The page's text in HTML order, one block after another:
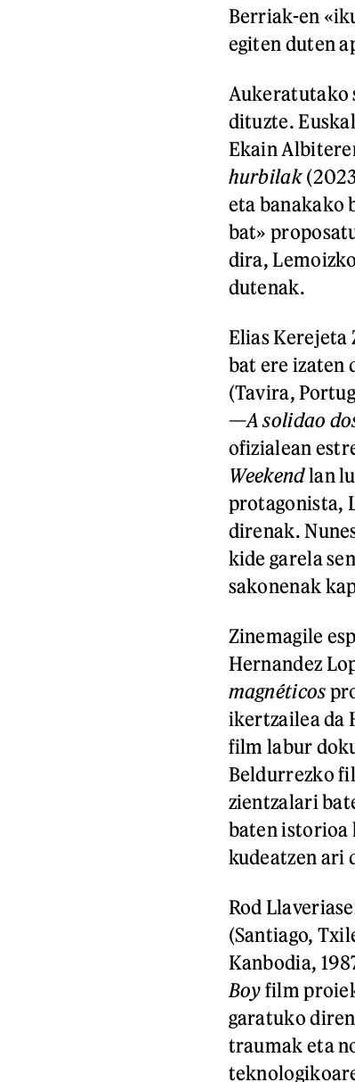
Berriak-en
egiten duten
Aukeratutako
dituzte.
Ekain
hurbilak
eta banakako
bat»
dira,
dutenak.
Elias Kerejeta
bat ere izaten
(Tavira,
—A solidao
ofizialean
Weekendlan
protagonista,
direnak.
kide garela
sakonenak
Zinemagile
Hernandez
magnéticos
ikertzailea da
film labur
Beldurrezko
zientzalari
baten istorioa
kudeatzen ari
Rod
(Santiago,
Kanbodia,
Boy film
garatuko
traumak eta